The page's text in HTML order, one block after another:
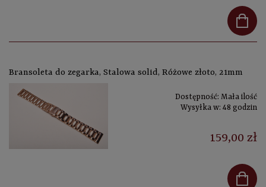
Bransoleta do zegarka, Stalowa solid, Różowe złoto, 21mm
Dostępność: Mała ilość
Wysyłka w: 48 godzin
159,00 zł